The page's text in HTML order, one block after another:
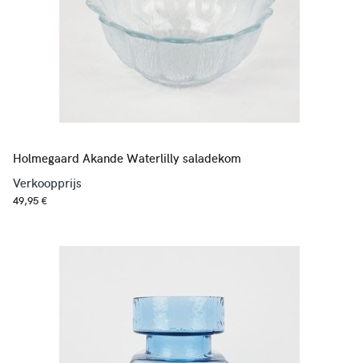
Holmegaard Akande Waterlilly saladekom
Verkoopprijs
49,95 €